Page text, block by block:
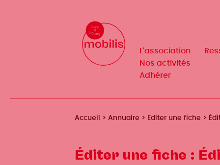
Mobilis
Navigation
principale
L'association
Nos activités
Adhérer
Fil
Accueil Annuaire Editer une fiche
Éditer une fiche :